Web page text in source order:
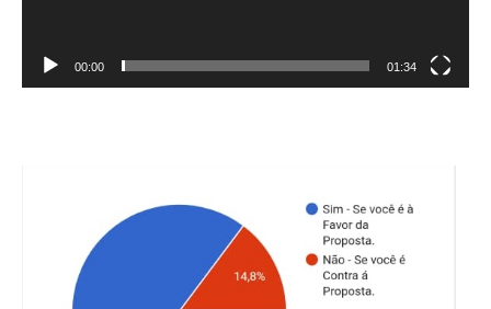
00:00 01:34